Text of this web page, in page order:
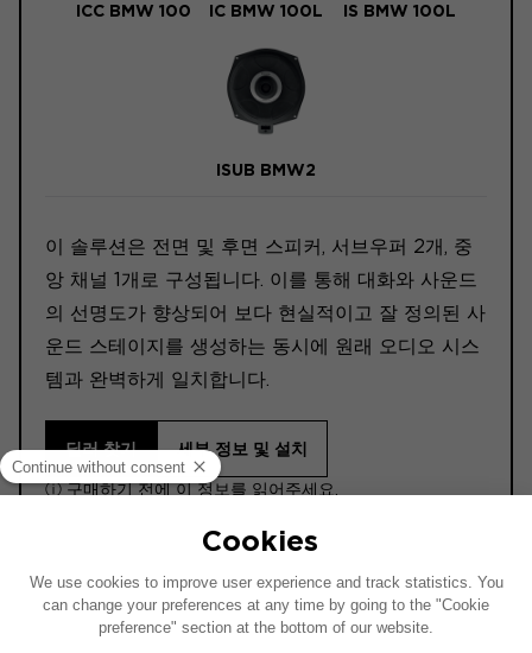
ICC BMW 100 IC BMW 100L IS BMW 100L
ISUB BMW2
이 솔루션은 전면 및 후면 스피커, 서브우퍼 2개, 중
앙 채널 1개로 구성됩니다. 이를 통해 대화와 사운드
의 선명도가 향상되어 보다 현실적이고 잘 정의된 사
운드 스테이지를 생성하는 동시에 원래 오디오 시스
템과 완벽하게 일치합니다.
딜러 찾기 세부 정보 및 설치
ⓘ 구매하기 전에 이 정보를 읽어주세요.
ACTIVE 6.2